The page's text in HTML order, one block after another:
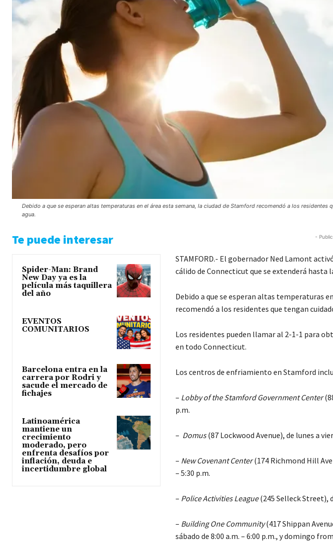
Debido a que se esperan altas temperaturas en el área esta semana, la ciudad de Stamford recomendó a los
agua.
Te puede interesar
Spider-Man: Brand
New Day ya es la
película más taquillera
del año
EVENTOS
COMUNITARIOS
Barcelona entra en la
carrera por Rodri y
sacude el mercado de
fichajes
Latinoamérica
mantiene un
crecimiento
moderado, pero
enfrenta desafíos por
inflación, deuda e
incertidumbre global
-
STAMFORD.- El gobernador Ned Lamont
cálido de Connecticut que se extenderá hasta
Debido a que se esperan altas temperaturas
recomendó a los residentes que tengan
Los residentes pueden llamar al 2-1-1 para
en todo Connecticut.
Los centros de enfriamiento en Stamford
– Lobby of the Stamford Government Center
p.m.
– Domus(87 Lockwood Avenue), de lunes a
– New Covenant Center(174 Richmond Hill
– 5:30 p.m.
– Police Activities League(245 Selleck Street),
– Building One Community(417 Shippan
sábado de 8:00 a.m. – 6:00 p.m., y domingo